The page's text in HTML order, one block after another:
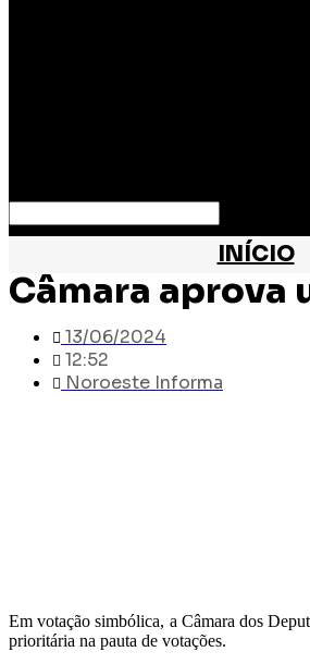
INÍCIO
Câmara aprova
13/06/2024
12:52
Noroeste Informa
Em votação simbólica, a Câmara dos
prioritária na pauta de votações.